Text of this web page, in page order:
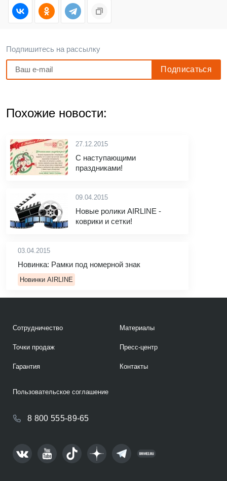
Подпишитесь на рассылку
Похожие новости:
27.12.2015
С наступающими
праздниками!
09.04.2015
Новые ролики AIRLINE -
коврики и сетки!
03.04.2015
Новинка: Рамки под номерной знак
Новинки AIRLINE
Сотрудничество
Точки продаж
Гарантия
Материалы
Пресс-центр
Контакты
8 800 555-89-65
Пользовательское соглашение